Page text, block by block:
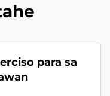
para sa